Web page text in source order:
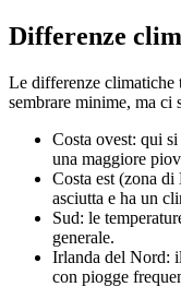
Differenze
Le differenze climatiche
sembrare minime, ma ci
Costa ovest: qui
una maggiore
Costa est (zona di
asciutta e ha un
Sud: le
generale.
Irlanda del Nord:
con piogge